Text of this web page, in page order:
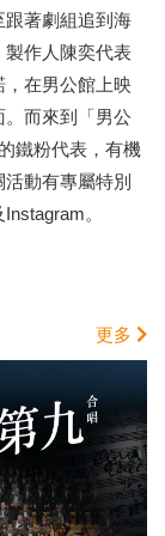
著劇組追到海
作人陳奕代表
，在男公館上映
而來到「男公
鐵粉代表，有機
動有專屬特別
。
更多